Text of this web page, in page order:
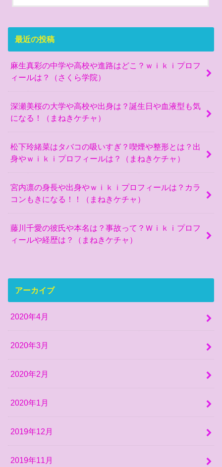
最近の投稿
麻生真彩の中学や高校や進路はどこ？ｗｉｋｉプロフ
ィールは？（さくら学院）
深瀬美桜の大学や高校や出身は？誕生日や血液型も気
になる！（まねきケチャ）
松下玲緒菜はタバコの吸いすぎ？喫煙や整形とは？出
身やｗｉｋｉプロフィールは？（まねきケチャ）
宮内凛の身長や出身やｗｉｋｉプロフィールは？カラ
コンもきになる！！（まねきケチャ）
藤川千愛の彼氏や本名は？事故って？Ｗｉｋｉプロフ
ィールや経歴は？（まねきケチャ）
アーカイブ
2020年4月
2020年3月
2020年2月
2020年1月
2019年12月
2019年11月